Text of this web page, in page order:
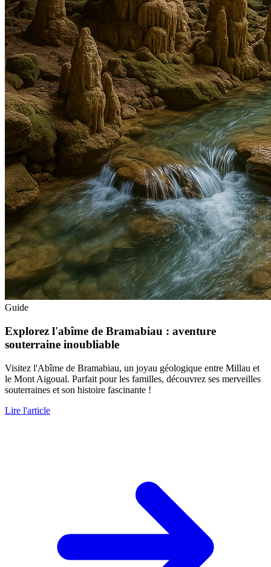
Guide
Explorez l'abîme de Bramabiau : aventure
souterraine inoubliable
Visitez l'Abîme de Bramabiau, un joyau géologique entre Millau et
le Mont Aigoual. Parfait pour les familles, découvrez ses merveilles
souterraines et son histoire fascinante !
Lire l'article